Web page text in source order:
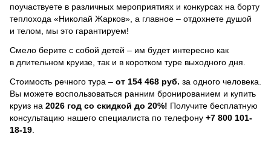
поучаствуете в различных мероприятиях и конкурсах на борту
теплохода «Николай Жарков», а главное – отдохнете душой
и телом, мы это гарантируем!
Смело берите с собой детей – им будет интересно как
в длительном круизе, так и в коротком туре выходного дня.
Стоимость речного тура – от 154 468 руб. за одного человека.
Вы можете воспользоваться ранним бронированием и купить
круиз на 2026 год со скидкой до 20%! Получите бесплатную
консультацию нашего специалиста по телефону +7 800 101-
18-19